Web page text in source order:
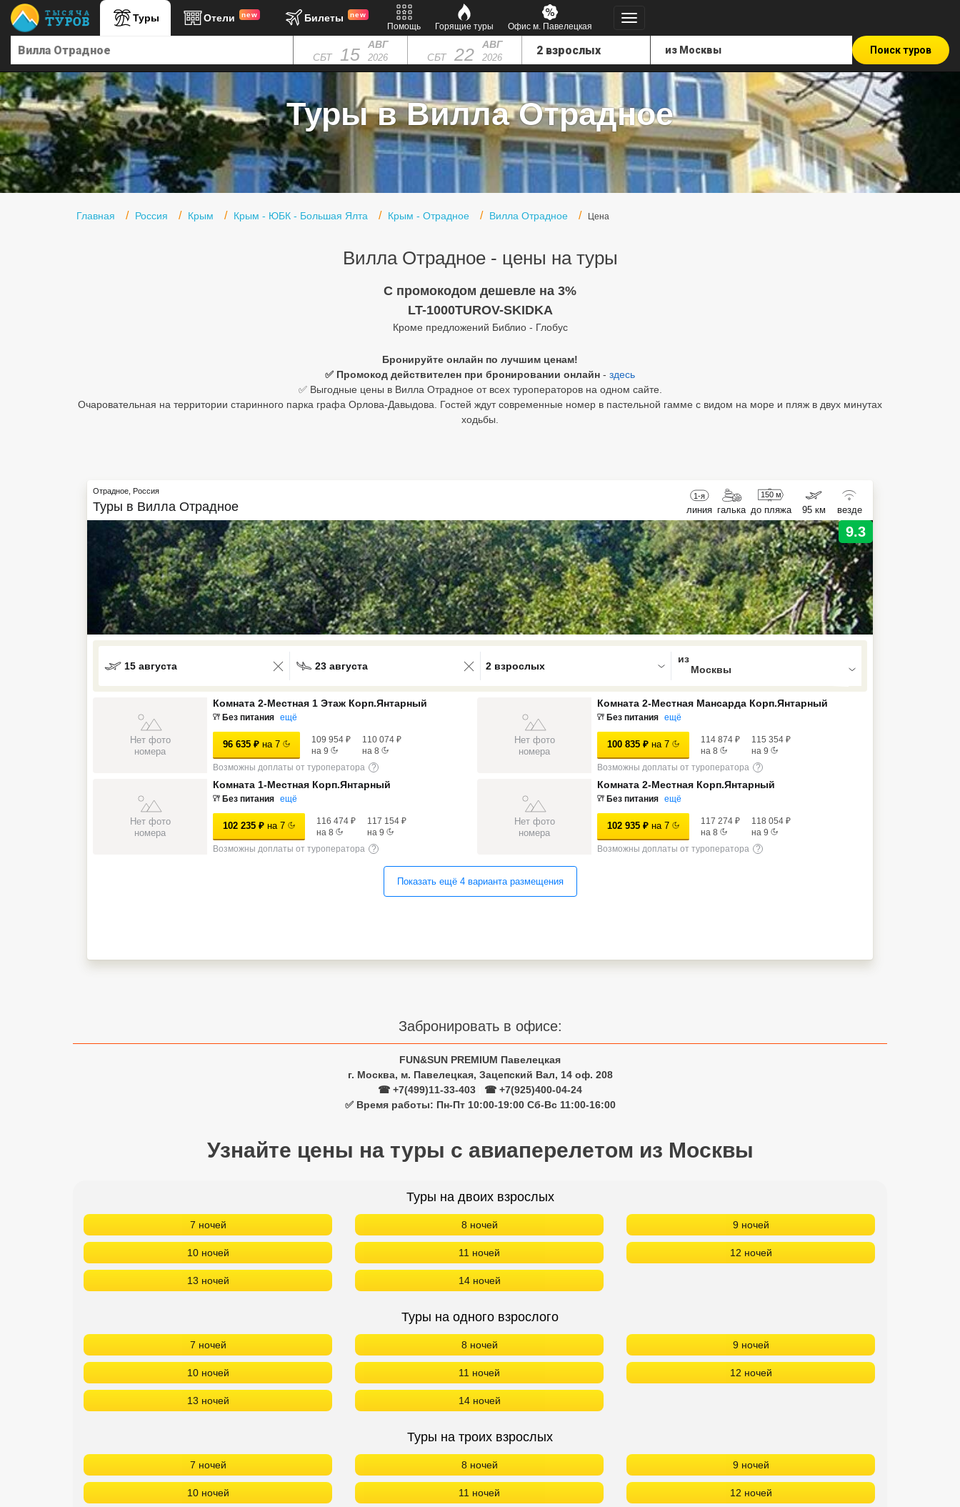
Туры Отели new Билеты new
Помощь Горящие туры Офис м. Павелецкая
СБТ 15 АВГ
2026 СБТ 22 АВГ
2026
Поиск туров
Туры в Вилла Отрадное
Главная Россия Крым Крым - ЮБК - Большая Ялта Крым - Отрадное Вилла Отрадное Цена
Вилла Отрадное - цены на туры
C промокодом дешевле на 3%
LT-1000TUROV-SKIDKA
Кроме предложений Библио - Глобус
Бронируйте онлайн по лучшим ценам!
✅ Промокод действителен при бронировании онлайн - здесь
✅ Выгодные цены в Вилла Отрадное от всех туроператоров на одном сайте.
Очаровательная на территории старинного парка графа Орлова-Давыдова. Гостей ждут современные номер в пастельной гамме с видом на море и пляж в двух минутах
ходьбы.
Отрадное Россия
Туры в Вилла Отрадное
1-я
линия галька
150 м
до пляжа 95 км везде
9.3
15 августа 23 августа
0 results available. Select is focused , press Down to open the menu,
2 взрослых
Нет фото
номера
Комната 2-Местная 1 Этаж Корп.Янтарный
Без питания ещё
96 635 ₽ на 7 109 954 ₽
на 9
110 074 ₽
на 8
Возможны доплаты от туроператора
?
Нет фото
номера
Комната 2-Местная Мансарда Корп.Янтарный
Без питания ещё
100 835 ₽ на 7 114 874 ₽
на 8
115 354 ₽
на 9
Возможны доплаты от туроператора
?
Нет фото
номера
Комната 1-Местная Корп.Янтарный
Без питания ещё
102 235 ₽ на 7 116 474 ₽
на 8
117 154 ₽
на 9
Возможны доплаты от туроператора
?
Нет фото
номера
Комната 2-Местная Корп.Янтарный
Без питания ещё
102 935 ₽ на 7 117 274 ₽
на 8
118 054 ₽
на 9
Возможны доплаты от туроператора
?
Показать ещё 4 вариантаразмещения
Забронировать в офисе:
FUN&SUN PREMIUM Павелецкая
г. Москва, м. Павелецкая, Зацепский Вал, 14 оф. 208
☎ +7(499)11-33-403
☎ +7(925)400-04-24
✅ Время работы: Пн-Пт 10:00-19:00 Сб-Вс 11:00-16:00
Узнайте цены на туры с авиаперелетом из Москвы
Туры на двоих взрослых
7 ночей 8 ночей 9 ночей
10 ночей 11 ночей 12 ночей
13 ночей 14 ночей
Туры на одного взрослого
7 ночей 8 ночей 9 ночей
10 ночей 11 ночей 12 ночей
13 ночей 14 ночей
Туры на троих взрослых
7 ночей 8 ночей 9 ночей
10 ночей 11 ночей 12 ночей
Главная
Туры в Турцию
Туры в Египет
Туры в ОАЭ
Офис г. Москва
Северный Гоа
Большой Сочи
ТОП 10 лучших отелей 5*
Сетевые отели Бали
Сетевые отели Сейшел
Сетевые отели Маврикия